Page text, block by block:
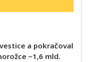
a pokračoval
~1,6 mld.